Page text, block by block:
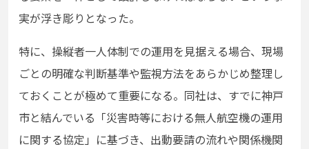
実が浮き彫りとなった。
特に、操縦者一人体制での運用を見据える場合、現場
ごとの明確な判断基準や監視方法をあらかじめ整理し
ておくことが極めて重要になる。同社は、すでに神戸
市と結んでいる「災害時等における無人航空機の運用
に関する協定」に基づき、出動要請の流れや関係機関